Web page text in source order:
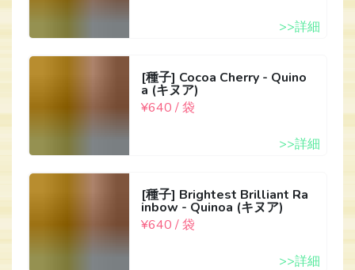
>>詳細
[種子] Cocoa Cherry - Quino
a (キヌア)
¥640 / 袋
>>詳細
[種子] Brightest Brilliant Ra
inbow - Quinoa (キヌア)
¥640 / 袋
>>詳細